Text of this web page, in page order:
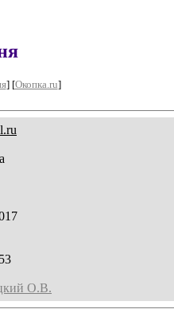
] [Окопка.ru]
О.В.